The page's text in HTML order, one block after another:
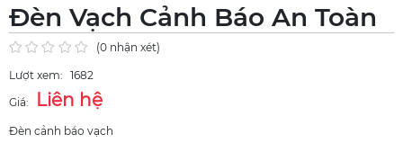
Đèn Vạch Cảnh Báo An Toàn
(0 nhận xét)
Lượt xem: 1682
Giá:
Liên hệ
Đèn cảnh báo vạch